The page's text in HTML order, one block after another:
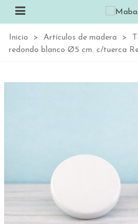
Inicio > Artículos de madera >
redondo blanco Ø5 cm. c/tuerca